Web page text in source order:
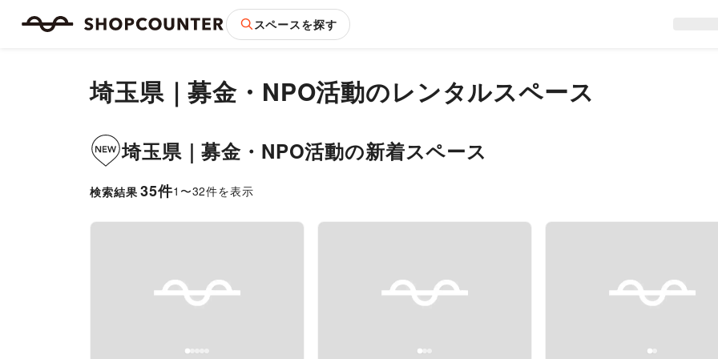
スペースを探す
埼玉県｜募金・NPO活動のレンタルスペース
埼玉県｜募金・NPO活動の新着スペース
検索結果 35件1 〜32件を表示
Previous slide Previous slide Previous slide